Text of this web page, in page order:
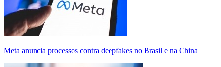
Meta anuncia processos contra deepfakes no Brasil e na China